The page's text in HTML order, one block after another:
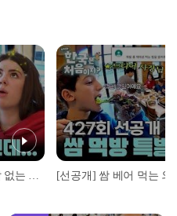
[예고] '평소대로 앉아!!' 바람 잘 날 없는 사 남매의 여행에 엄마 드디어 폭발?!🚨